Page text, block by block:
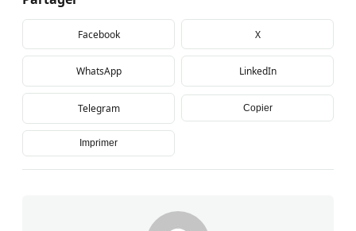
Facebook X
WhatsApp LinkedIn
Telegram Copier
Imprimer